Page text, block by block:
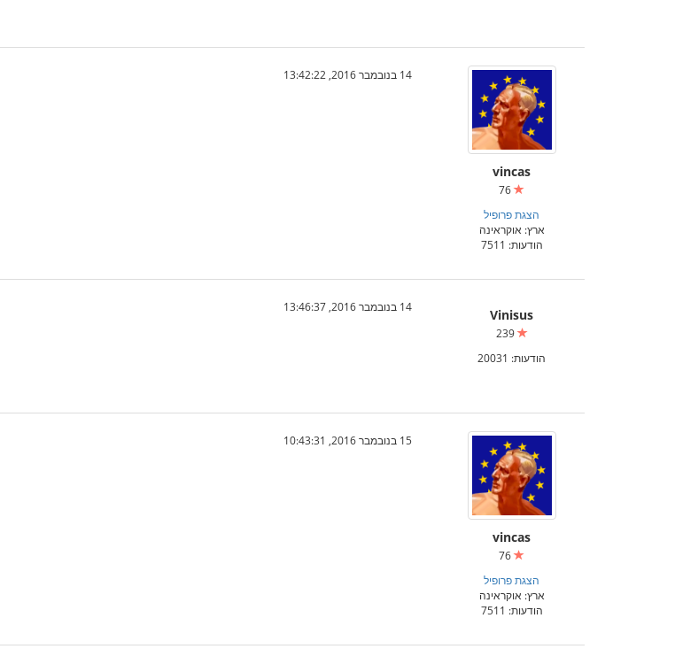
vincas
הצגת פרופיל
ארץ: אוקראינה
הודעות: 7511
14 בנובמבר 2016, 13:42:22
Vinisus
239
הודעות: 20031
14 בנובמבר 2016, 13:46:37
vincas
הצגת פרופיל
ארץ: אוקראינה
הודעות: 7511
15 בנובמבר 2016, 10:43:31